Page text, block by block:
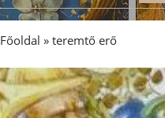
Főoldal » teremtő erő